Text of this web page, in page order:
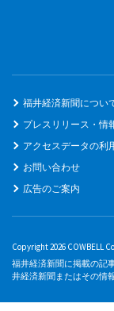
福井経済新聞につい
プレスリリース・情
アクセスデータの利
お問い合わせ
広告のご案内
Copyright 2026 COWBELL
福井経済新聞に掲載の記
井経済新聞またはその情